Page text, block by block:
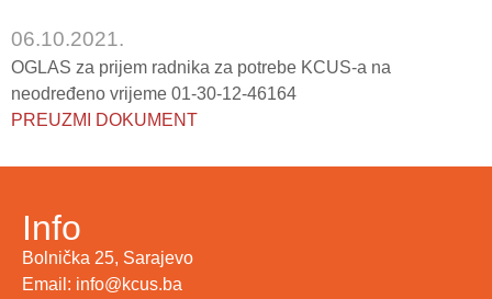
06.10.2021.
OGLAS za prijem radnika za potrebe KCUS-a na
neodređeno vrijeme 01-30-12-46164
PREUZMI DOKUMENT
Info
Bolnička 25, Sarajevo
Email: info@kcus.ba